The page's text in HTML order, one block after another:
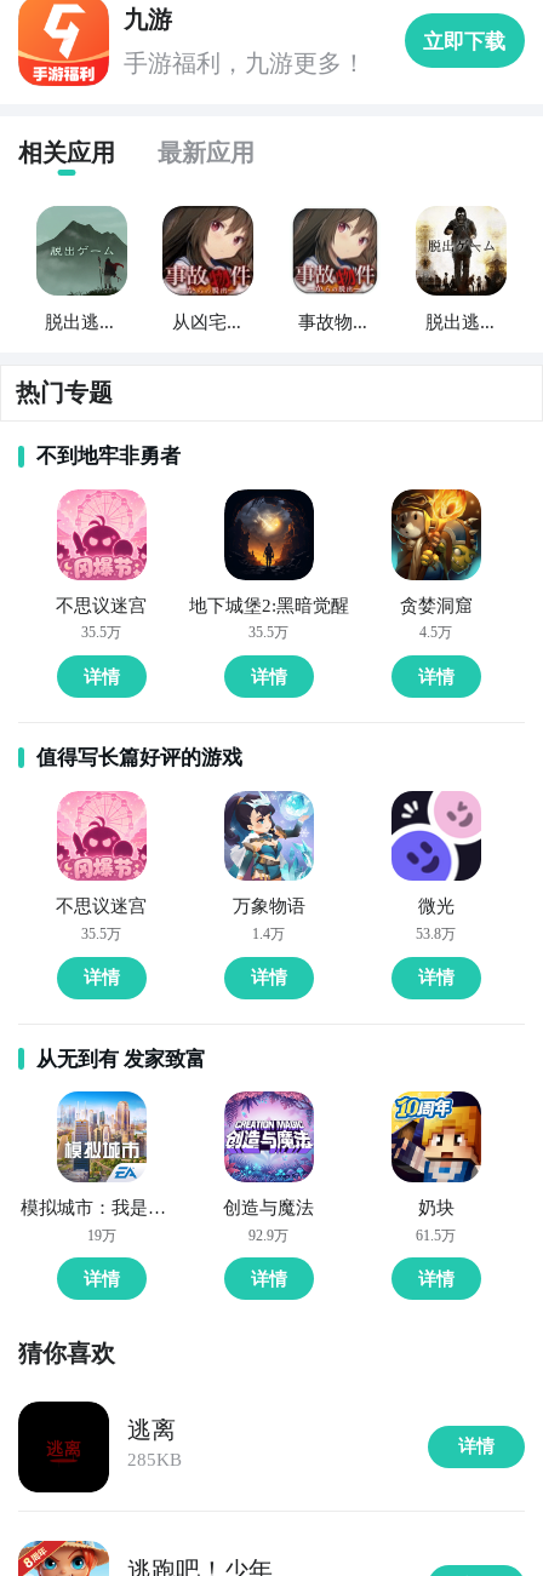
通过上面的游戏介绍和图片，可能大家对脱出逃离凶宅
有大致的了解了，不过这么游戏要怎么样才能抢先体验
到呢？不用担心，目前九游客户端已经开通了测试提醒
了，通过在九游APP中搜索“脱出逃离凶宅”，点击右边
的【订阅】或者是【开测提醒】，订阅游戏就不会错过
一键高速下载，礼包轻松到手！
连GD都在玩的游戏APP
点击高速下载和GD一起面对面
智能预约礼包和下载你还等什么
九游
手游福利，九游更多！
立即下载
相关应用 最新应用
脱出逃离
从凶宅中
事故物件
脱出逃出
热门专题
不到地牢非勇者
不思议迷宫
35.5万
详情
地下城堡2:黑暗觉醒
35.5万
详情
贪婪洞窟
4.5万
详情
值得写长篇好评的游戏
不思议迷宫
35.5万
详情
万象物语
1.4万
详情
微光
53.8万
详情
从无到有 发家致富
模拟城市：我是市长
19万
详情
创造与魔法
92.9万
详情
奶块
61.5万
详情
猜你喜欢
逃离
285KB
详情
逃跑吧！少年